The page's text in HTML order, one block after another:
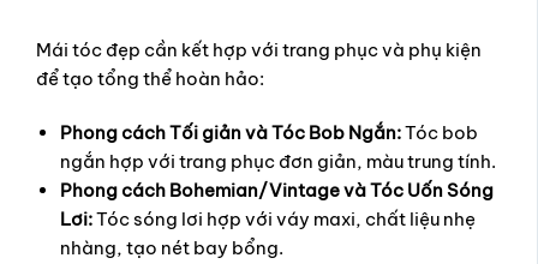
Mái tóc đẹp cần kết hợp với trang phục và phụ kiện
để tạo tổng thể hoàn hảo:
Phong cách Tối giản và Tóc Bob Ngắn:Tóc bob
ngắn hợp với trang phục đơn giản, màu trung tính.
Phong cách Bohemian/Vintage và Tóc Uốn Sóng
Lơi:Tóc sóng lơi hợp với váy maxi, chất liệu nhẹ
nhàng, tạo nét bay bổng.